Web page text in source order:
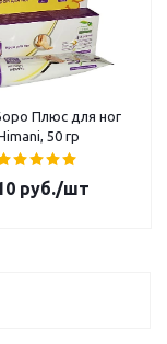
Плюс для ног
50 гр
руб./шт